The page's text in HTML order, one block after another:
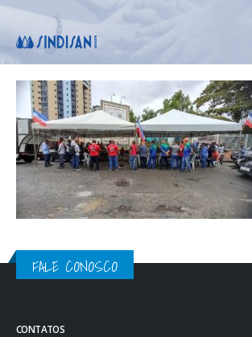
FALE CONOSCO
CONTATOS